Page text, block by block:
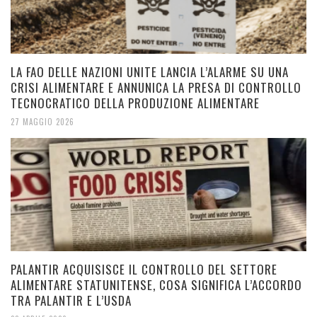
LA FAO DELLE NAZIONI UNITE LANCIA L’ALARME SU UNA
CRISI ALIMENTARE E ANNUNICA LA PRESA DI CONTROLLO
TECNOCRATICO DELLA PRODUZIONE ALIMENTARE
27 MAGGIO 2026
PALANTIR ACQUISISCE IL CONTROLLO DEL SETTORE
ALIMENTARE STATUNITENSE, COSA SIGNIFICA L’ACCORDO
TRA PALANTIR E L’USDA